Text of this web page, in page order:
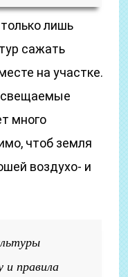
лишь
сажать
на участке.
много
чтоб земля
воздухо- и
и правила